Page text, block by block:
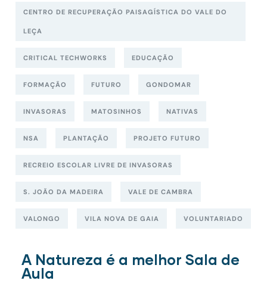
CENTRO DE RECUPERAÇÃO PAISAGÍSTICA DO VALE DO
LEÇA
CRITICAL TECHWORKS EDUCAÇÃO
FORMAÇÃO FUTURO GONDOMAR
INVASORAS MATOSINHOS NATIVAS
NSA PLANTAÇÃO PROJETO FUTURO
RECREIO ESCOLAR LIVRE DE INVASORAS
S. JOÃO DA MADEIRA VALE DE CAMBRA
VALONGO VILA NOVA DE GAIA VOLUNTARIADO
A Natureza é a melhor Sala de
Aula